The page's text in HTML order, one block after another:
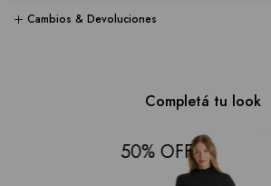
Cambios & Devoluciones
Completá tu look
50